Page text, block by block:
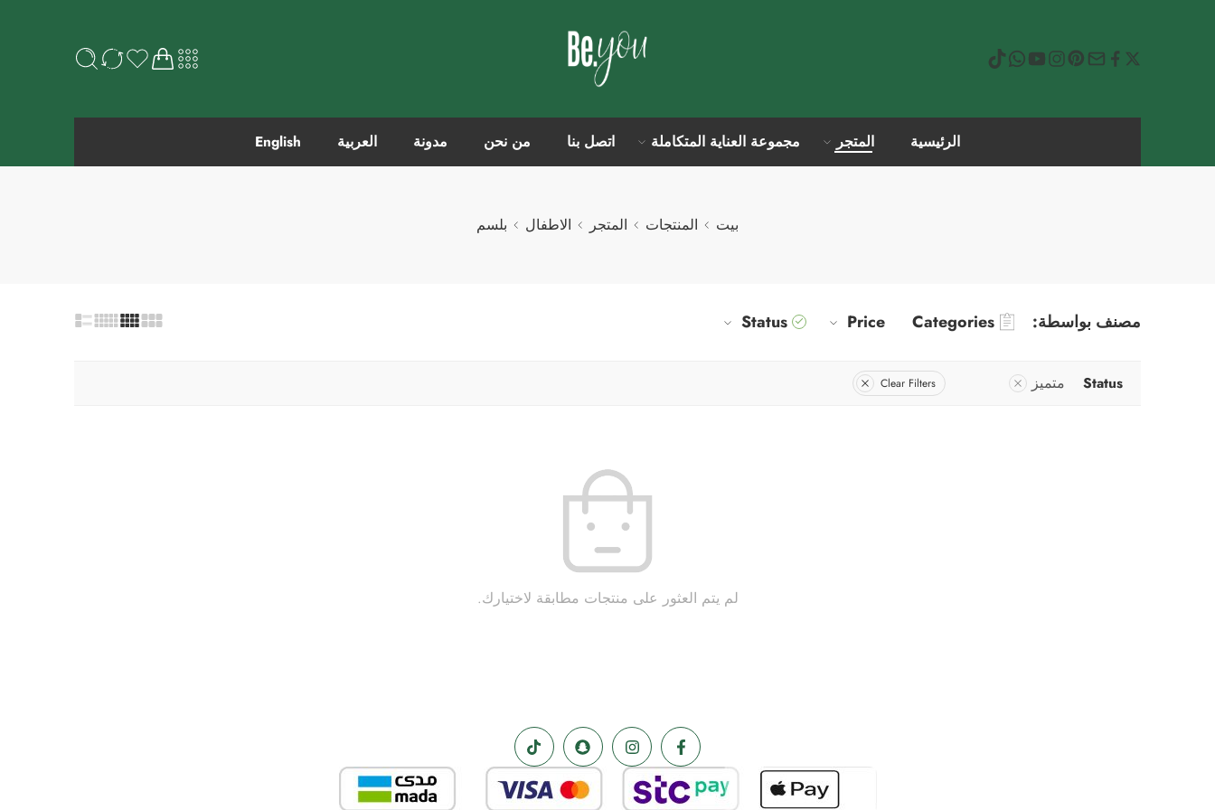
الرئيسية المتجر مجموعة العناية المتكاملة اتصل بنا من نحن مدونة العربية English
بيت المنتجات المتجر الاطفال بلسم
مصنف بواسطة: Categories
Price
Status
Status متميز Clear Filters
لم يتم العثور على منتجات مطابقة لاختيارك.